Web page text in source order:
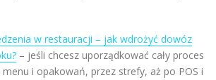
w restauracji – jak wdrożyć dowóz
– jeśli chcesz uporządkować cały proces
i opakowań, przez strefy, aż po POS i